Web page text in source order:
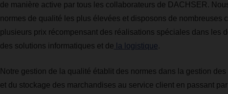
de manière active par tous les collaborateurs de DACHSER.
normes de qualité les plus élevées et disposons de nombreuses
plusieurs prix récompensant des réalisations spéciales dans les
des solutions informatiques et de la logistique.
Notre gestion de la qualité établit des normes dans la gestion
et du stockage des marchandises au service client en passant